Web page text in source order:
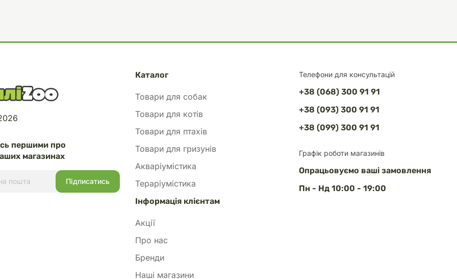
Телефони для консультацій
+38 (068) 300 91 91
+38 (093) 300 91 91
+38 (099) 300 91 91
Графік роботи магазинів
Опрацьовуємо ваші замовлення
Пн - Нд 10:00 - 19:00
першими про
магазинах
Каталог
Товари для собак
Товари для котів
Товари для птахів
Товари для гризунів
Акваріумістика
Тераріумістика
Інформація клієнтам
Акції
Про нас
Бренди
Наші магазини